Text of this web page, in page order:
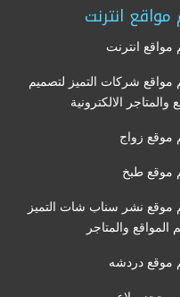
انترنت
مواقع انترنت
مواقع شركات التميز لتصميم
والمتاجر الالكترونية
موقع زواج
موقع طبخ
موقع نشر سناب شات التميز
المواقع والمتاجر
موقع دردشه